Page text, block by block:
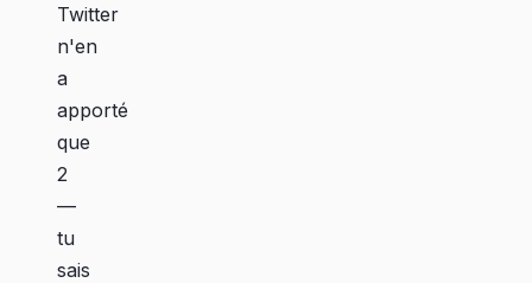
Twitter
n'en
a
apporté
que
2
—
tu
sais